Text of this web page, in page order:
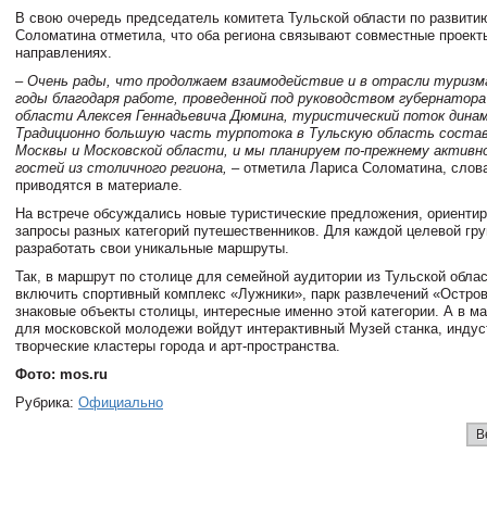
В свою очередь председатель комитета Тульской области по
Соломатина отметила, что оба региона связывают совместные
направлениях.
– Очень рады, что продолжаем взаимодействие и в отрасли
годы благодаря работе, проведенной под руководством
области Алексея Геннадьевича Дюмина, туристический поток
Традиционно большую часть турпотока в Тульскую область
Москвы и Московской области, и мы планируем по-прежнему
гостей из столичного региона, – отметила Лариса Соломатина ,
приводятся в материале.
На встрече обсуждались новые туристические предложения,
запросы разных категорий путешественников. Для каждой целевой
разработать свои уникальные маршруты.
Так, в маршрут по столице для семейной аудитории из Тульской
включить спортивный комплекс «Лужники», парк развлечений
знаковые объекты столицы, интересные именно этой категории. А в
для московской молодежи войдут интерактивный Музей станка,
творческие кластеры города и арт-пространства.
Фото: mos.ru
Рубрика: Официально